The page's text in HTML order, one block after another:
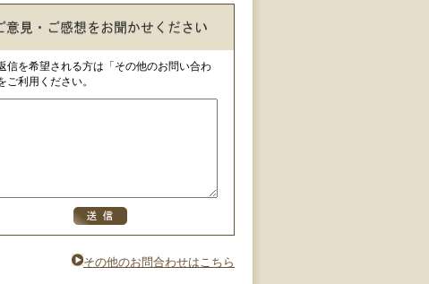
信を希望される方は「その他のお問い合わ
ご利用ください。
その他のお問合わせはこちら